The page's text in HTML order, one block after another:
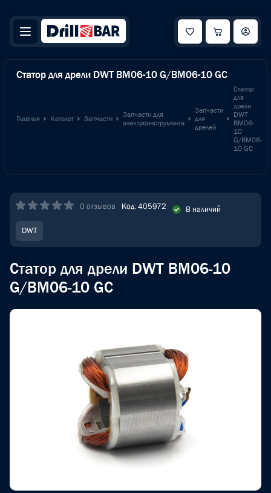
Статор для дрели DWT BM06-10 G/BM06-10 GC
Главная Каталог Запчасти
Запчасти для
электроинструмента
Запчасти
для
дрелей
Статор
для
дрели
DWT
BM06-
10
G/BM06-
10 GC
0 отзывов Код: 405972 В наличий
DWT
Статор для дрели DWT BM06-10
G/BM06-10 GC